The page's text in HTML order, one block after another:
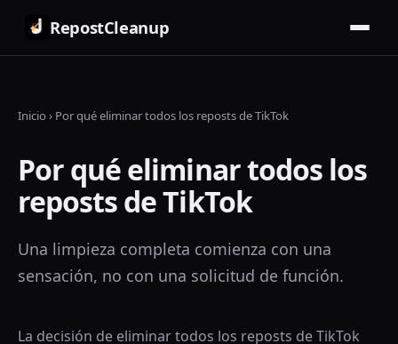
RepostCleanup
Inicio› Por qué eliminar todos los reposts de TikTok
Por qué eliminar todos los
reposts de TikTok
Una limpieza completa comienza con una
sensación, no con una solicitud de función.
La decisión de eliminar todos los reposts de TikTok